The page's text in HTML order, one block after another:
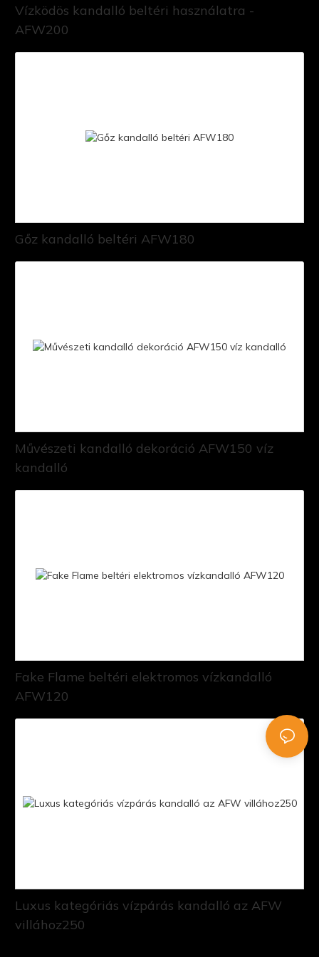
Vízködös kandalló beltéri használatra -
AFW200
Gőz kandalló beltéri AFW180
Művészeti kandalló dekoráció AFW150 víz
kandalló
Fake Flame beltéri elektromos vízkandalló
AFW120
Luxus kategóriás vízpárás kandalló az AFW
villához250